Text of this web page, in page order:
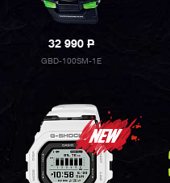
32 990 P
GBD-100SM-1E